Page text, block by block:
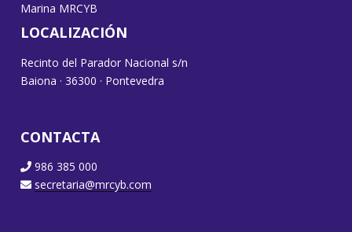
Marina MRCYB
LOCALIZACIÓN
Recinto del Parador Nacional s/n
Baiona · 36300 · Pontevedra
CONTACTA
986 385 000
secretaria@mrcyb.com